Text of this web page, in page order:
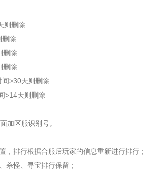
则删除
删除
删除
删除
>30天则删除
>14天则删除
加区服识别号。
，排行根据合服后玩家的信息重新进行排行；
杀怪、寻宝排行保留；